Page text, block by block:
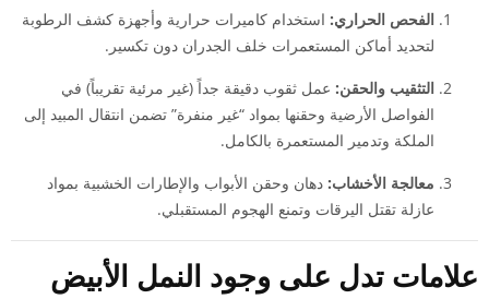
الفحص الحراري: استخدام كاميرات حرارية وأجهزة كشف الرطوبة
لتحديد أماكن المستعمرات خلف الجدران دون تكسير.
التثقيب والحقن: عمل ثقوب دقيقة جداً (غير مرئية تقريباً) في
الفواصل الأرضية وحقنها بمواد “غير منفرة” تضمن انتقال المبيد إلى
الملكة وتدمير المستعمرة بالكامل.
معالجة الأخشاب: دهان وحقن الأبواب والإطارات الخشبية بمواد
عازلة تقتل اليرقات وتمنع الهجوم المستقبلي.
علامات تدل على وجود النمل الأبيض